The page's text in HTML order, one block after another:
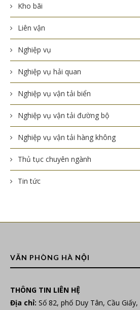
Kho bãi
Liên vận
Nghiệp vụ
Nghiệp vụ hải quan
Nghiệp vụ vận tải biển
Nghiệp vụ vận tải đường bộ
Nghiệp vụ vận tải hàng không
Thủ tục chuyên ngành
Tin tức
VĂN PHÒNG HÀ NỘI
THÔNG TIN LIÊN HỆ
Địa chỉ: Số 82, phố Duy Tân, Cầu Giấy,